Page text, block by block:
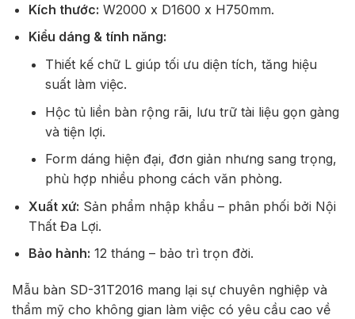
Kích thước: W2000 x D1600 x H750mm.
Kiểu dáng & tính năng:
Thiết kế chữ L giúp tối ưu diện tích, tăng hiệu
suất làm việc.
Hộc tủ liền bàn rộng rãi, lưu trữ tài liệu gọn gàng
và tiện lợi.
Form dáng hiện đại, đơn giản nhưng sang trọng,
phù hợp nhiều phong cách văn phòng.
Xuất xứ: Sản phẩm nhập khẩu – phân phối bởi Nội
Thất Đa Lợi.
Bảo hành: 12 tháng – bảo trì trọn đời.
Mẫu bàn SD-31T2016 mang lại sự chuyên nghiệp và
thẩm mỹ cho không gian làm việc có yêu cầu cao về